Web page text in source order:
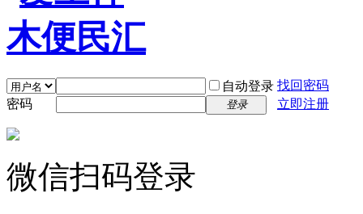
自动登录 找回密码
密码
登录 立即注册
微信扫码登录